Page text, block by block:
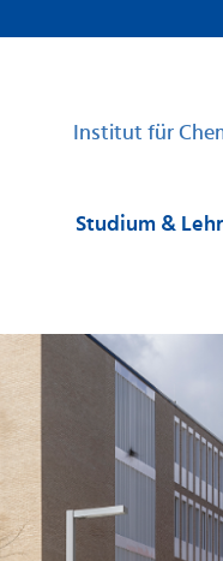
Institut für
Studium &